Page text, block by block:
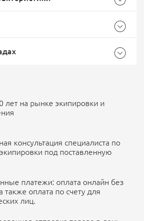
EMS Почта России
службой СДЭК -
Mil-Tec
Ваш отзыв
10
О СКЛАДЕ
лет на рынке экипировки и
консультация специалиста по
под поставленную
платежи: оплата онлайн без
также оплата по счету для
лиц.